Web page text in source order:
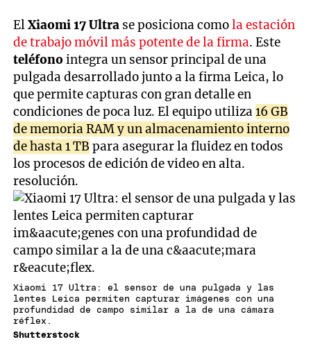
ElXiaomi 17 Ultra se posiciona comola estación
de trabajo móvil más potente de la firma. Este
teléfonointegra un sensor principal de una
pulgada desarrollado junto a la firma Leica, lo
que permite capturas con gran detalle en
condiciones de poca luz. El equipo utiliza16 GB
de memoria RAM y un almacenamiento interno
de hasta 1 TB para asegurar la fluidez en todos
los procesos de edición de video en alta.
resolución.
Xiaomi 17 Ultra: el sensor de una pulgada y las
lentes Leica permiten capturar imágenes con una
profundidad de campo similar a la de una cámara
réflex.
Shutterstock